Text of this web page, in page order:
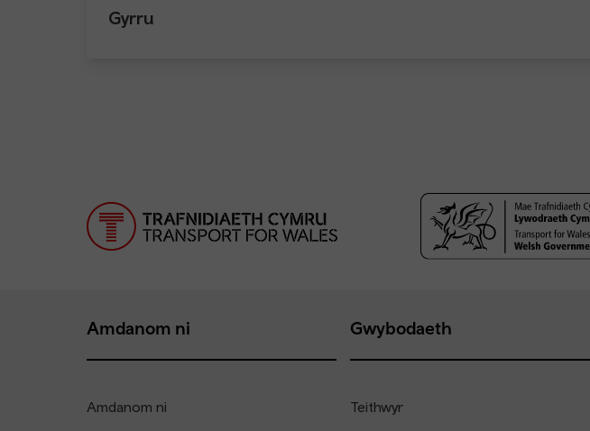
Gyrru
Amdanom ni
Amdanom ni
Gwybodaeth
Teithwyr